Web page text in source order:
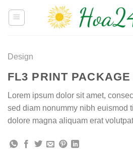
Design
FL3 PRINT PACKAGE
Lorem ipsum dolor sit amet,
sed diam nonummy nibh euismod
dolore magna aliquam erat